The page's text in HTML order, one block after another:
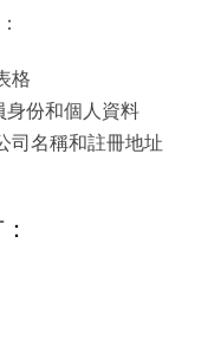
格
身份和個人資料
司名稱和註冊地址